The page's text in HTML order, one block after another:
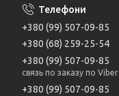
+380 (99) 507-09-85
+380 (68) 259-25-54
+380 (99) 507-09-85
связь по заказу по Viber
+380 (99) 507-09-85